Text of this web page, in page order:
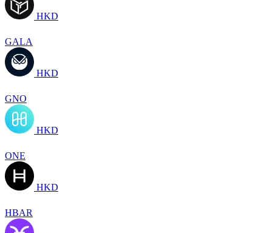
HKD
GALA
HKD
GNO
HKD
ONE
HKD
HBAR